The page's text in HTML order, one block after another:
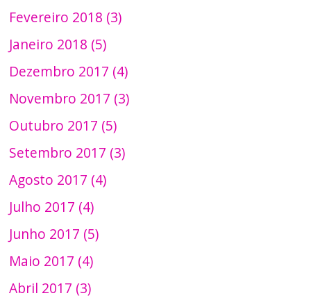
Fevereiro 2018 (3)
Janeiro 2018 (5)
Dezembro 2017 (4)
Novembro 2017 (3)
Outubro 2017 (5)
Setembro 2017 (3)
Agosto 2017 (4)
Julho 2017 (4)
Junho 2017 (5)
Maio 2017 (4)
Abril 2017 (3)